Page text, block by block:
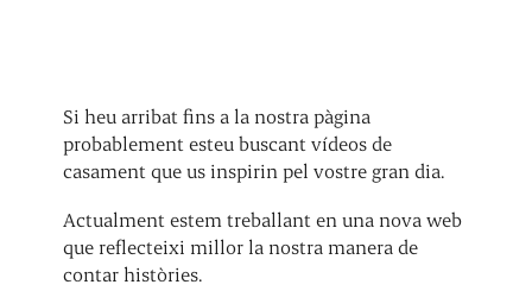
Si heu arribat fins a la nostra pàgina
probablement esteu buscant vídeos de
casament que us inspirin pel vostre gran dia.
Actualment estem treballant en una nova web
que reflecteixi millor la nostra manera de
contar històries.